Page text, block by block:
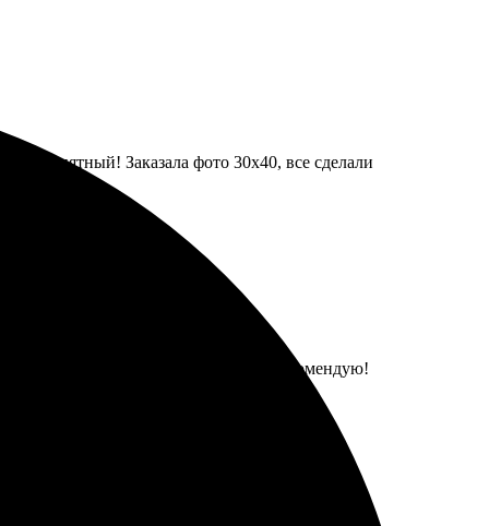
и понятный! Заказала фото 30х40, все сделали
глаз. Все выполнено в срок. Рекомендую!